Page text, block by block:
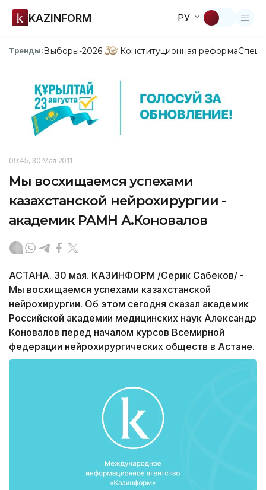
KAZINFORM РУ
Тренды:Выборы-2026 Конституционная реформа
09:45, 30 Мая 2011
Мы восхищаемся успехами
казахстанской нейрохирургии -
академик РАМН А.Коновалов
АСТАНА. 30 мая. КАЗИНФОРМ /Серик Сабеков/ -
Мы восхищаемся успехами казахстанской
нейрохирургии. Об этом сегодня сказал академик
Российской академии медицинских наук Александр
Коновалов перед началом курсов Всемирной
федерации нейрохирургических обществ в Астане.